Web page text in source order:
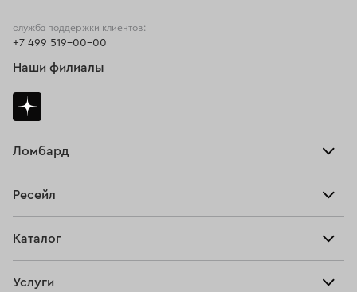
Ломбард
Тарифы
Ресейл
Купить
Каталог
Услуги
служба поддержки клиентов:
+7 499 519-00-00
Наши филиалы